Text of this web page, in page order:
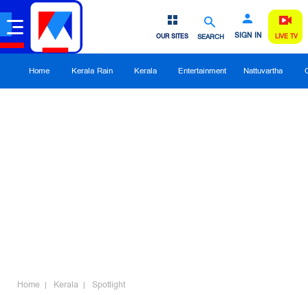
SEARCH SIGN IN
OUR SITES LIVE TV
Home Kerala Rain Kerala Entertainment Nattuvartha
Home Kerala Spotlight